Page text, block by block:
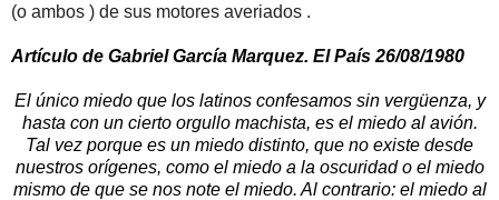
(o ambos ) de sus motores averiados .
Artículo de Gabriel García Marquez. El País 26/08/1980
El único miedo que los latinos confesamos sin vergüenza, y
hasta con un cierto orgullo machista, es el miedo al avión.
Tal vez porque es un miedo distinto, que no existe desde
nuestros orígenes, como el miedo a la oscuridad o el miedo
mismo de que se nos note el miedo. Al contrario: el miedo al